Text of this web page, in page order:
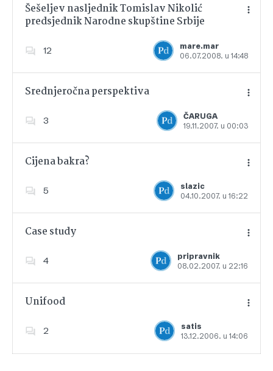
Šešeljev nasljednik Tomislav Nikolić
predsjednik Narodne skupštine Srbije
12
mare.mar
06.07.2008. u 14:48
Dodajte u favorite
Srednjeročna perspektiva
3
ČARUGA
19.11.2007. u 00:03
Dodajte u favorite
Cijena bakra?
5
slazic
04.10.2007. u 16:22
Dodajte u favorite
Case study
4
pripravnik
08.02.2007. u 22:16
Dodajte u favorite
Unifood
2
satis
13.12.2006. u 14:06
Dodajte u favorite